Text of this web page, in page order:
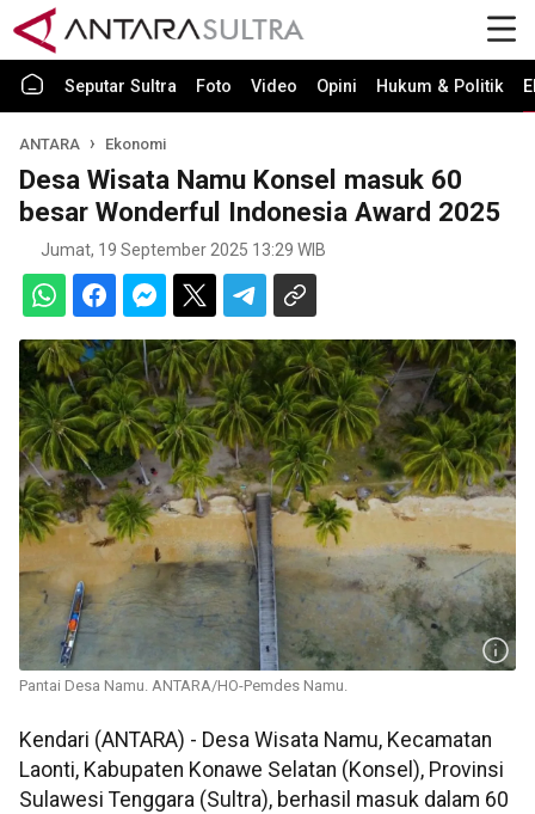
Seputar Sultra Foto Video Opini Hukum & Politik
ANTARA Ekonomi
Desa Wisata Namu Konsel masuk 60
besar Wonderful Indonesia Award 2025
Jumat, 19 September 2025 13:29 WIB
Pantai Desa Namu. ANTARA/HO-Pemdes Namu.
Kendari (ANTARA) - Desa Wisata Namu, Kecamatan
Laonti, Kabupaten Konawe Selatan (Konsel), Provinsi
Sulawesi Tenggara (Sultra), berhasil masuk dalam 60